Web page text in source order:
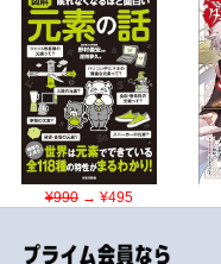
¥990→ ¥495